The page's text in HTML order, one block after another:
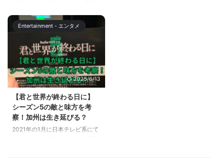
もほどがある第3話で、ロバート
秋山さんが演じていたズッキーの
されました。 第1話では、信濃大
学に通う5人が絶景の高原をドラ
たね。 この記事では、5人がドラ
イブした高原と、バーベキューを
楽しんだ場所について解説しま
す。 【Destiny】ドライブした長
野のロケ地は？ ドラマ
「Destiny」は、2024年4月9日
にテレビ朝日で放送が開始された
新しい連続ドラマです。主演は石
原さとみさんで、脚本は吉田紀子
さんが手掛けています。このドラ
Entertainment - エンタメ
2025/6/13
【君と世界が終わる日に】
シーズン5の敵と味方を考
察！加州は生き延びる？
2021年の1月に日本テレビ系にて